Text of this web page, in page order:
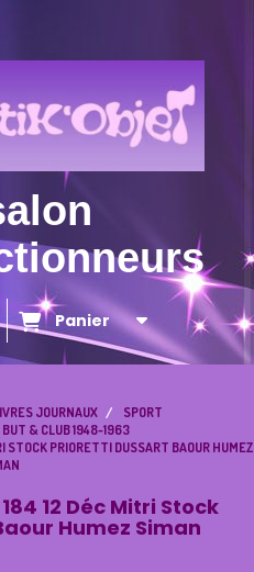
Panier
JOURNAUX
SPORT
BUT & CLUB 1948-1963
STOCK PRIORETTI DUSSART BAOUR HUMEZ
12 Déc Mitri Stock
Humez Siman